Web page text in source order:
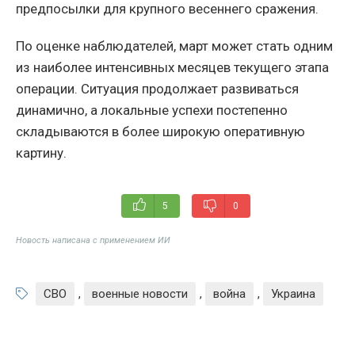
предпосылки для крупного весеннего сражения.
По оценке наблюдателей, март может стать одним
из наиболее интенсивных месяцев текущего этапа
операции. Ситуация продолжает развиваться
динамично, а локальные успехи постепенно
складываются в более широкую оперативную
картину.
5 0
Новость написана с применением ИИ
СВО , военные новости , война , Украина